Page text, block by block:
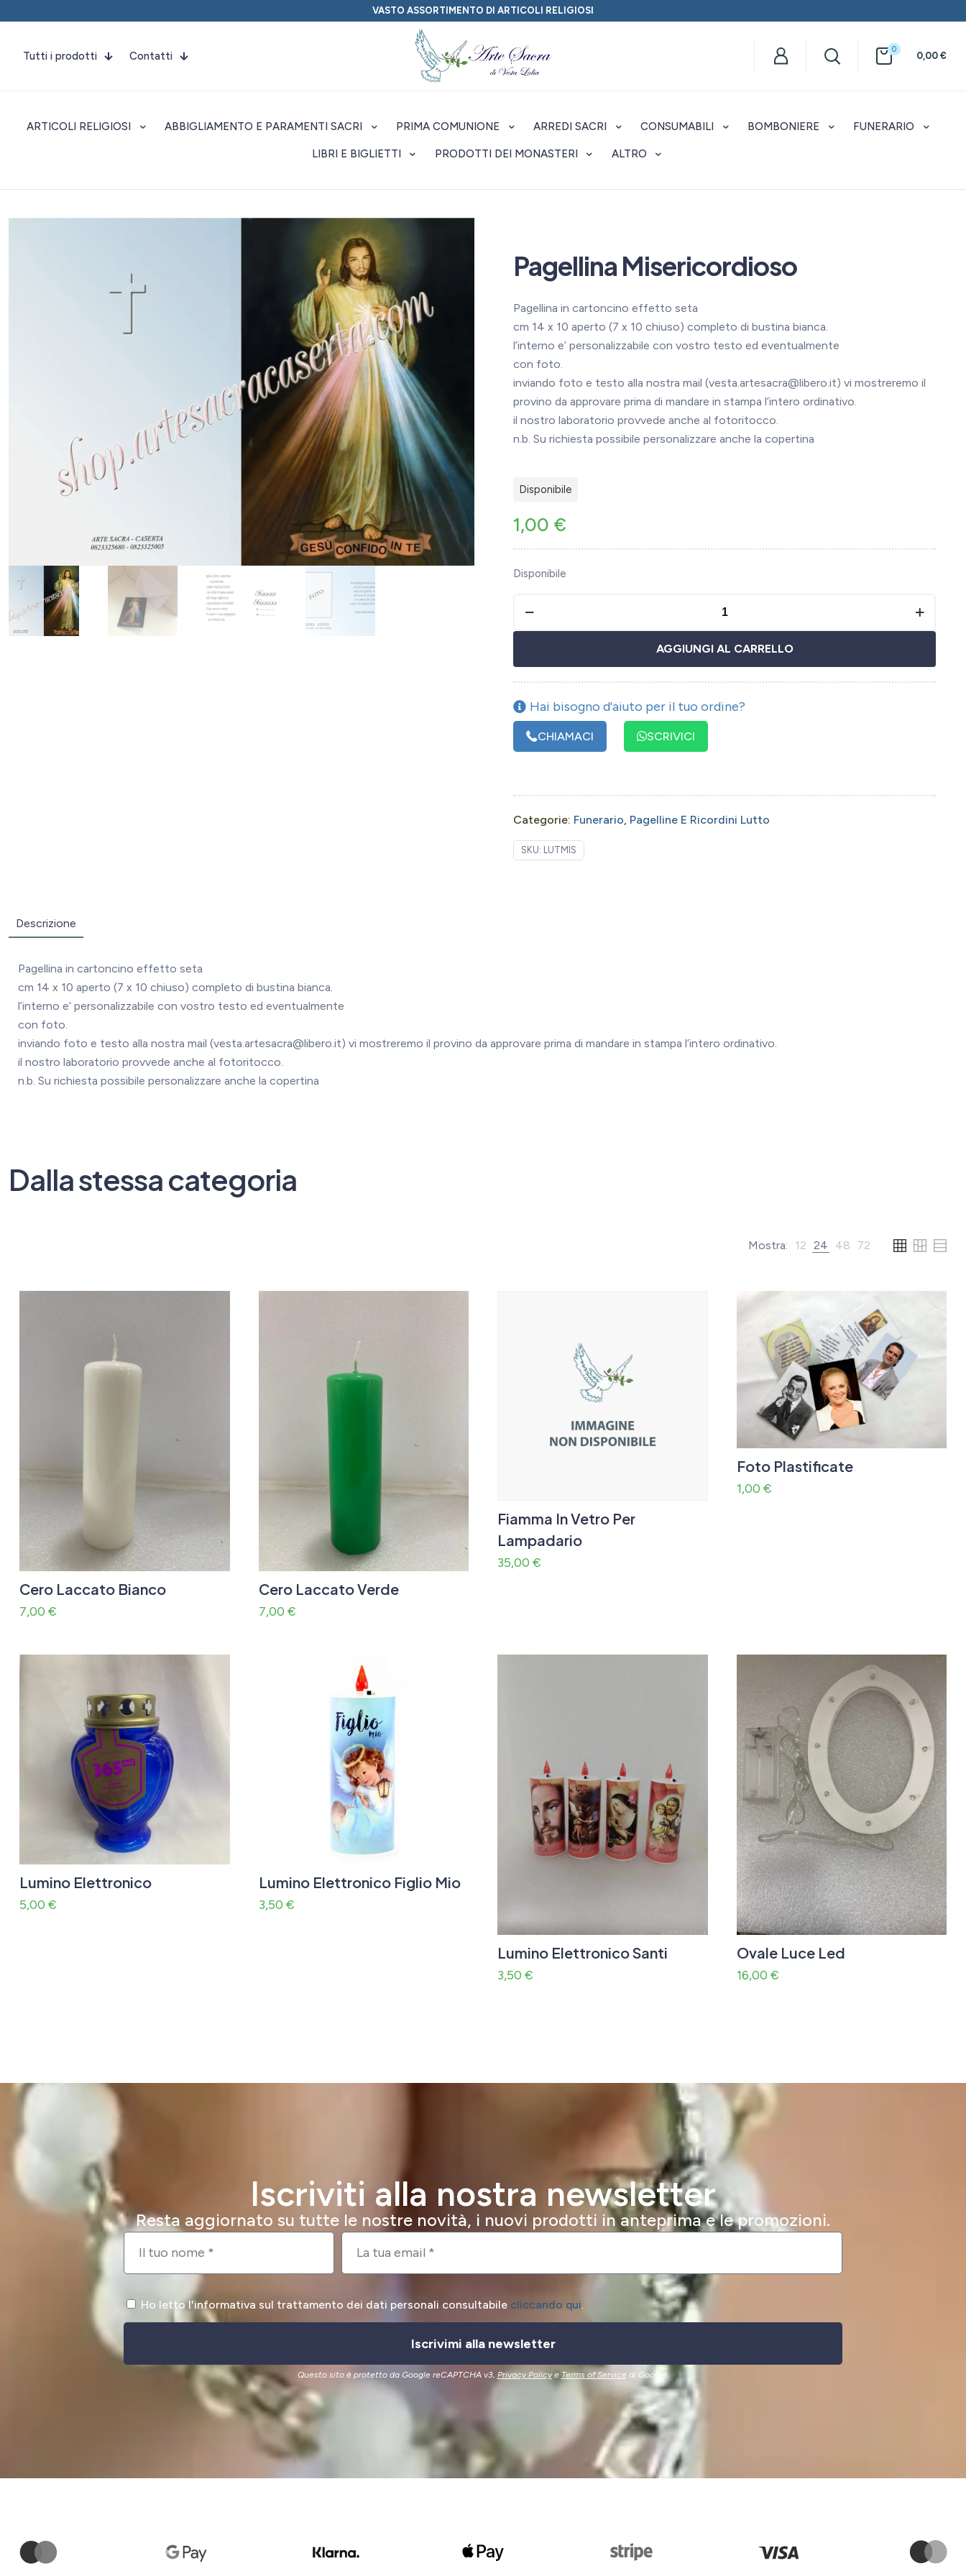
VASTO ASSORTIMENTO DI ARTICOLI RELIGIOSI
Tutti i prodotti Contatti
0
0,00€
ARTICOLI RELIGIOSI ABBIGLIAMENTO E PARAMENTI SACRI PRIMA COMUNIONE ARREDI SACRI CONSUMABILI BOMBONIERE FUNERARIO
LIBRI E BIGLIETTI PRODOTTI DEI MONASTERI ALTRO
Pagellina Misericordioso
Pagellina in cartoncino effetto seta
cm 14 x 10 aperto (7 x 10 chiuso) completo di bustina bianca.
l’interno e’ personalizzabile con vostro testo ed eventualmente
con foto.
inviando foto e testo alla nostra mail (vesta.artesacra@libero.it) vi mostreremo il
provino da approvare prima di mandare in stampa l’intero ordinativo.
il nostro laboratorio provvede anche al fotoritocco.
n.b. Su richiesta possibile personalizzare anche la copertina
Disponibile
1,00 €
Disponibile
AGGIUNGI AL CARRELLO
Hai bisogno d'aiuto per il tuo ordine?
CHIAMACI SCRIVICI
Categorie: Funerario Pagelline E Ricordini Lutto
SKU: LUTMIS
Descrizione
Pagellina in cartoncino effetto seta
cm 14 x 10 aperto (7 x 10 chiuso) completo di bustina bianca.
l’interno e’ personalizzabile con vostro testo ed eventualmente
con foto.
inviando foto e testo alla nostra mail (vesta.artesacra@libero.it) vi mostreremo il provino da approvare prima di mandare in stampa l’intero ordinativo.
il nostro laboratorio provvede anche al fotoritocco.
n.b. Su richiesta possibile personalizzare anche la copertina
Dalla stessa categoria
Mostra: 12 24 48 72
Cero Laccato Bianco
7,00 €
Cero Laccato Verde
7,00 €
Fiamma In Vetro Per
Lampadario
35,00 €
Foto Plastificate
1,00 €
Lumino Elettronico
5,00 €
Lumino Elettronico Figlio Mio
3,50 €
Lumino Elettronico Santi
3,50 €
Ovale Luce Led
16,00 €
Iscriviti alla nostra newsletter
Resta aggiornato su tutte le nostre novità, i nuovi prodotti in anteprima e le promozioni.
Ho letto l'informativa sul trattamento dei dati personali consultabile cliccando qui.
Iscrivimi alla newsletter
Questo sito è protetto da Google reCAPTCHA v3, Privacy Policye Terms of Service di Google.